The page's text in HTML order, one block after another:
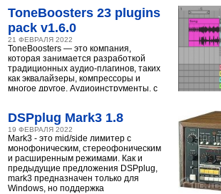
ToneBoosters 23 plugins
pack v1.6.0
21 ФЕВРАЛЯ 2022
ToneBoosters — это компания,
которая занимается разработкой
традиционных аудио-плагинов, таких
как эквалайзеры, компрессоры и
многое другое. Аудиоинструменты, с
DSPplug Mark3 1.8
19 ФЕВРАЛЯ 2022
Mark3 - это mid/side лимитер с
монофоническим, стереофоническим
и расширенным режимами. Как и
предыдущие предложения DSPplug,
mark3 предназначен только для
Windows, но поддержка